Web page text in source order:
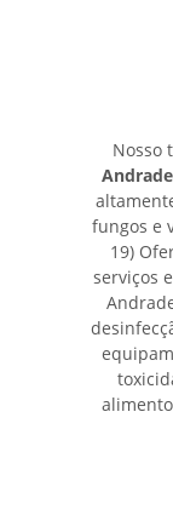
Nosso
fungos e
19)
serviços